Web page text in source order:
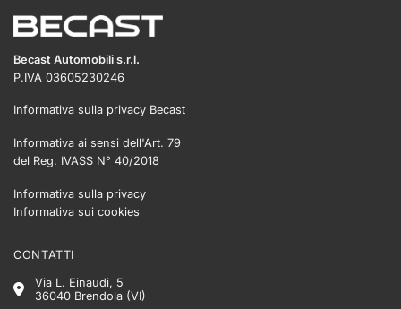
Becast Automobili s.r.l.
P.IVA 03605230246
Informativa sulla privacy Becast
Informativa ai sensi dell'Art. 79
del Reg. IVASS N° 40/2018
Informativa sulla privacy
Informativa sui cookies
CONTATTI
Via L. Einaudi, 5
36040 Brendola (VI)